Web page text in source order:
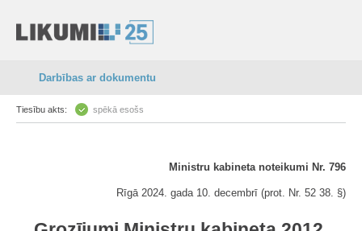
Darbības ar dokumentu
Tiesību akts: spēkā esošs
Ministru kabineta noteikumi Nr. 796
Rīgā 2024. gada 10. decembrī (prot. Nr. 52 38. §)